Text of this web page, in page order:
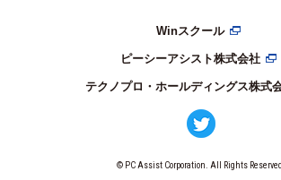
Winスクール
ピーシーアシスト株式会社
テクノプロ・ホールディングス株式
© PC Assist Corporation. All Rights Reserved.